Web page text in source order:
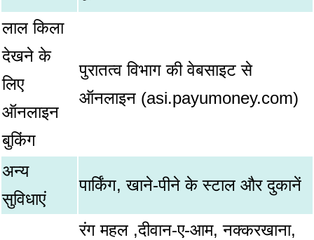
लाल किला
देखने के
लिए
ऑनलाइन
बुकिंग
पुरातत्व विभाग की वेबसाइट से
ऑनलाइन (asi.payumoney.com)
अन्य
सुविधाएं
पार्किंग, खाने-पीने के स्टाल और दुकानें
रंग महल ,दीवान-ए-आम, नक्करखाना,